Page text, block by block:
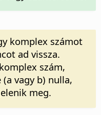
komplex számot
ad vissza.
szám,
vagy b) nulla,
meg.